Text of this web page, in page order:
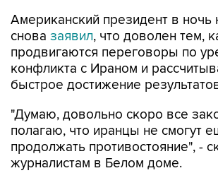
Американский президент в ночь
снова заявил, что доволен тем,
продвигаются переговоры по
конфликта с Ираном и
быстрое достижение
"Думаю, довольно скоро все
полагаю, что иранцы не смогут
продолжать противостояние", -
журналистам в Белом доме.